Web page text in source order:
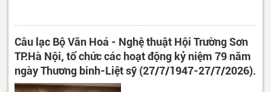
Câu lạc Bộ Văn Hoá - Nghệ thuật Hội Trường Sơn
TP.Hà Nội, tổ chức các hoạt động kỷ niệm 79 năm
ngày Thương binh-Liệt sỹ (27/7/1947-27/7/2026).